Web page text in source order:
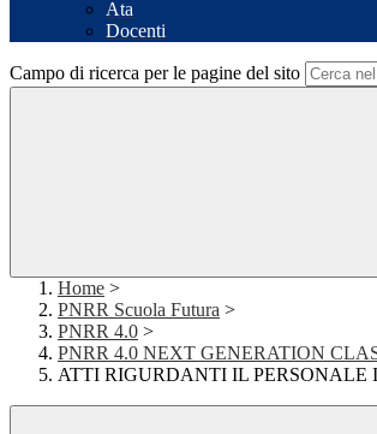
Ata
Docenti
Campo di ricerca per le pagine del sito
Home >
PNRR Scuola Futura >
PNRR 4.0 >
PNRR 4.0 NEXT GENERATION
ATTI RIGURDANTI IL PERSONALE